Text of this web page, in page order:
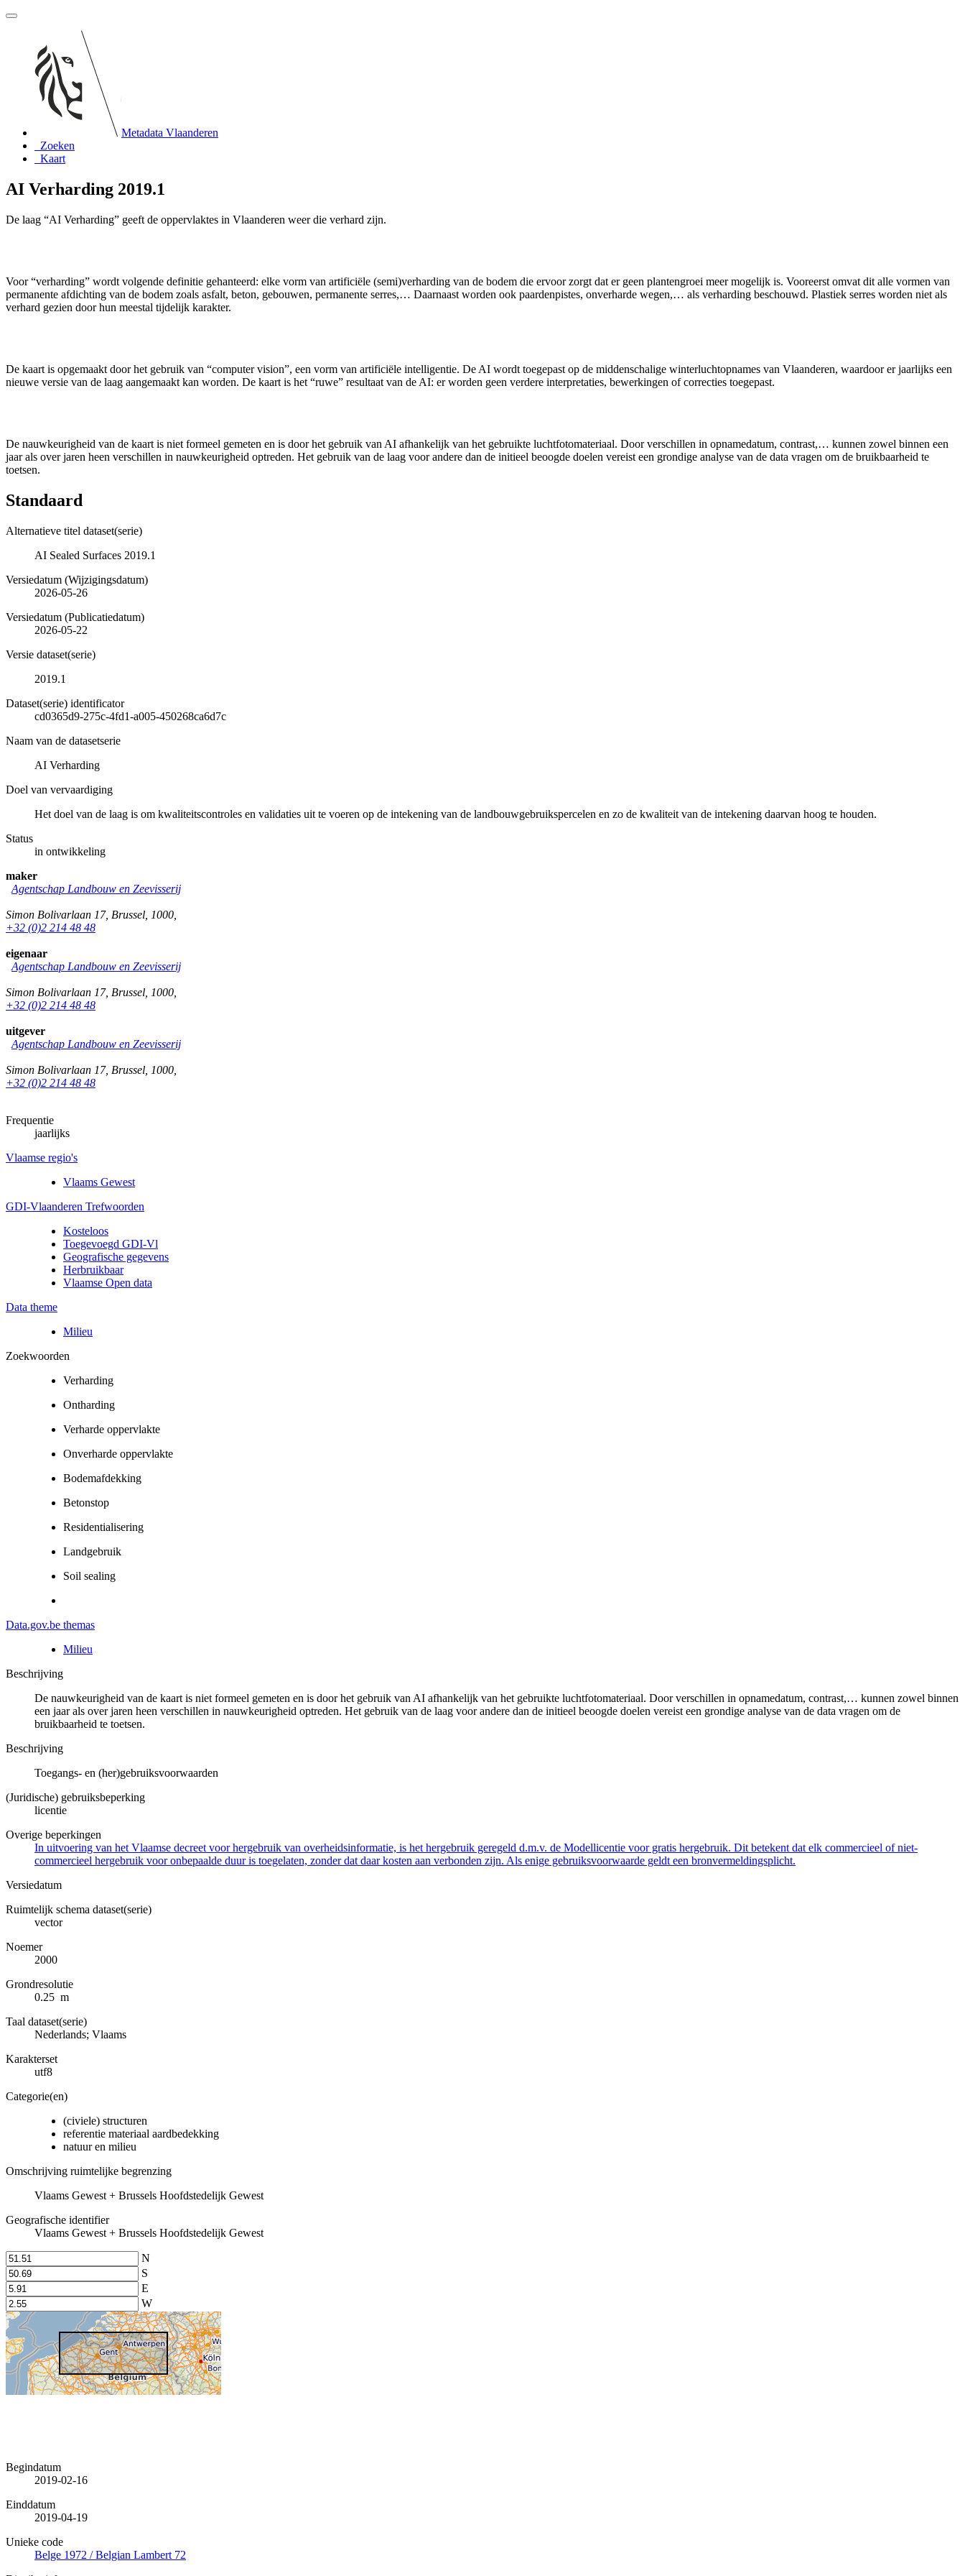
Metadata Vlaanderen
Zoeken
Kaart
AI Verharding 2019.1
De laag “AI Verharding” geeft de oppervlaktes in Vlaanderen weer die verhard zijn.
Voor “verharding” wordt volgende definitie gehanteerd: elke vorm van artificiële (semi)verharding van de bodem die ervoor zorgt dat er geen plantengroei meer mogelijk is. Vooreerst omvat dit alle vormen van
permanente afdichting van de bodem zoals asfalt, beton, gebouwen, permanente serres,… Daarnaast worden ook paardenpistes, onverharde wegen,… als verharding beschouwd. Plastiek serres worden niet als
verhard gezien door hun meestal tijdelijk karakter.
De kaart is opgemaakt door het gebruik van “computer vision”, een vorm van artificiële intelligentie. De AI wordt toegepast op de middenschalige winterluchtopnames van Vlaanderen, waardoor er jaarlijks een
nieuwe versie van de laag aangemaakt kan worden. De kaart is het “ruwe” resultaat van de AI: er worden geen verdere interpretaties, bewerkingen of correcties toegepast.
De nauwkeurigheid van de kaart is niet formeel gemeten en is door het gebruik van AI afhankelijk van het gebruikte luchtfotomateriaal. Door verschillen in opnamedatum, contrast,… kunnen zowel binnen een
jaar als over jaren heen verschillen in nauwkeurigheid optreden. Het gebruik van de laag voor andere dan de initieel beoogde doelen vereist een grondige analyse van de data vragen om de bruikbaarheid te
toetsen.
Standaard
Alternatieve titel dataset(serie)
AI Sealed Surfaces 2019.1
Versiedatum (Wijzigingsdatum)
2026-05-26
Versiedatum (Publicatiedatum)
2026-05-22
Versie dataset(serie)
2019.1
Dataset(serie) identificator
cd0365d9-275c-4fd1-a005-450268ca6d7c
Naam van de datasetserie
AI Verharding
Doel van vervaardiging
Het doel van de laag is om kwaliteitscontroles en validaties uit te voeren op de intekening van de landbouwgebruikspercelen en zo de kwaliteit van de intekening daarvan hoog te houden.
Status
in ontwikkeling
maker
Agentschap Landbouw en Zeevisserij
Simon Bolivarlaan 17, Brussel 1000
+32 (0)2 214 48 48
eigenaar
Agentschap Landbouw en Zeevisserij
Simon Bolivarlaan 17, Brussel 1000
+32 (0)2 214 48 48
uitgever
Agentschap Landbouw en Zeevisserij
Simon Bolivarlaan 17, Brussel 1000
+32 (0)2 214 48 48
Frequentie
jaarlijks
Vlaamse regio's
Vlaams Gewest
GDI-Vlaanderen Trefwoorden
Kosteloos
Toegevoegd GDI-Vl
Geografische gegevens
Herbruikbaar
Vlaamse Open data
Data theme
Milieu
Zoekwoorden
Verharding
Ontharding
Verharde oppervlakte
Onverharde oppervlakte
Bodemafdekking
Betonstop
Residentialisering
Landgebruik
Soil sealing
Data.gov.be themas
Milieu
Beschrijving
De nauwkeurigheid van de kaart is niet formeel gemeten en is door het gebruik van AI afhankelijk van het gebruikte luchtfotomateriaal. Door verschillen in opnamedatum, contrast,… kunnen zowel binnen
een jaar als over jaren heen verschillen in nauwkeurigheid optreden. Het gebruik van de laag voor andere dan de initieel beoogde doelen vereist een grondige analyse van de data vragen om de
bruikbaarheid te toetsen.
Beschrijving
Toegangs- en (her)gebruiksvoorwaarden
(Juridische) gebruiksbeperking
licentie
Overige beperkingen
In uitvoering van het Vlaamse decreet voor hergebruik van overheidsinformatie, is het hergebruik geregeld d.m.v. de Modellicentie voor gratis hergebruik. Dit betekent dat elk commercieel of niet-
commercieel hergebruik voor onbepaalde duur is toegelaten, zonder dat daar kosten aan verbonden zijn. Als enige gebruiksvoorwaarde geldt een bronvermeldingsplicht.
Versiedatum
Ruimtelijk schema dataset(serie)
vector
Noemer
2000
Grondresolutie
0.25 m
Taal dataset(serie)
Nederlands; Vlaams
Karakterset
utf8
Categorie(en)
(civiele) structuren
referentie materiaal aardbedekking
natuur en milieu
Omschrijving ruimtelijke begrenzing
Vlaams Gewest + Brussels Hoofdstedelijk Gewest
Geografische identifier
Vlaams Gewest + Brussels Hoofdstedelijk Gewest
N
S
E
W
Begindatum
2019-02-16
Einddatum
2019-04-19
Unieke code
Belge 1972 / Belgian Lambert 72